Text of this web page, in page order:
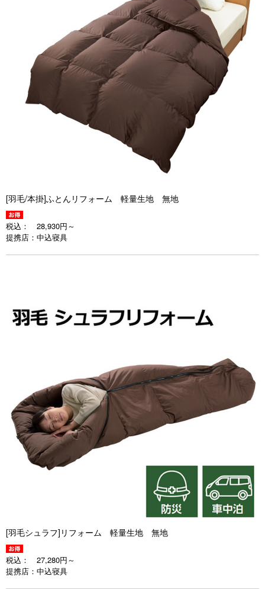
[羽毛/本掛]ふとんリフォーム 軽量生地 無地
税込：
28,930円～
提携店： 中込寝具
[羽毛シュラフ]リフォーム 軽量生地 無地
税込：
27,280円～
提携店： 中込寝具